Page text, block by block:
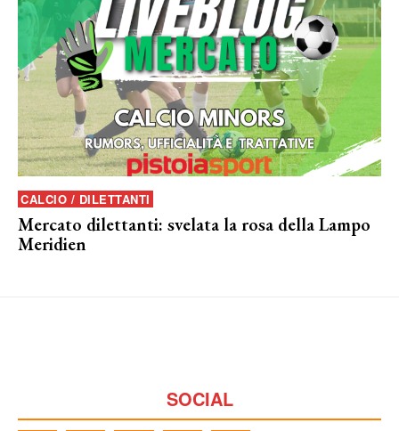
CALCIO / DILETTANTI
Mercato dilettanti: svelata la rosa della Lampo
Meridien
SOCIAL